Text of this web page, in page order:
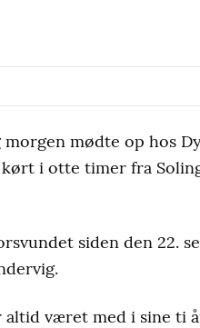
mødte op hos
i otte timer fra
siden den 22.
altid været med i sine ti